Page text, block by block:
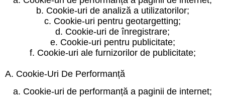
b. Cookie-uri de analiză a utilizatorilor;
c. Cookie-uri pentru geotargetting;
d. Cookie-uri de înregistrare;
e. Cookie-uri pentru publicitate;
f. Cookie-uri ale furnizorilor de publicitate;
A. Cookie-Uri De Performanță
a. Cookie-uri de performanță a paginii de internet;